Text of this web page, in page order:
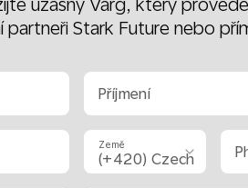
úžasný Varg, který
Stark Future nebo
Příjmení
Země